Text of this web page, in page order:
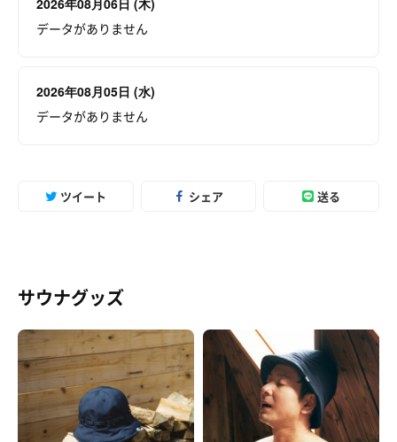
データがありません
2026年08月05日 (水)
データがありません
ツイート シェア 送る
サウナグッズ